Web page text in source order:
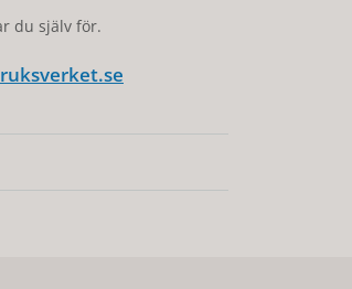
du själv för.